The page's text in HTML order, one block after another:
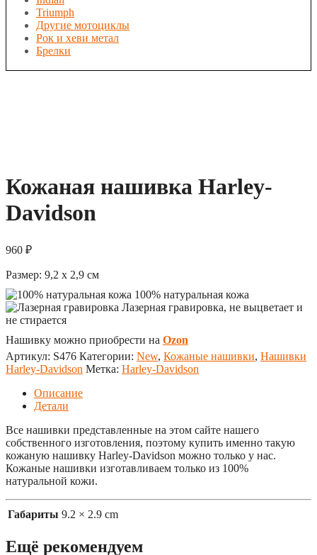
Triumph
Другие мотоциклы
Рок и хеви метал
Брелки
Кожаная нашивка Harley-
Davidson
960 ₽
Размер: 9,2 x 2,9 см
100% натуральная кожа
Лазерная гравировка, не выцветает и
не стирается
Нашивку можно приобрести на Ozon
Артикул: S476 Категории: New, Кожаные нашивки, Нашивки
Harley-Davidson Метка: Harley-Davidson
Описание
Детали
Все нашивки представленные на этом сайте нашего
собственного изготовления, поэтому купить именно такую
кожаную нашивку Harley-Davidson можно только у нас.
Кожаные нашивки изготавливаем только из 100%
натуральной кожи.
Габариты 9.2 × 2.9 cm
Ещё рекомендуем